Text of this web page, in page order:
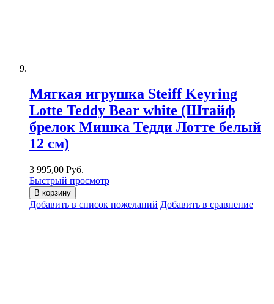
Мягкая игрушка Steiff Keyring
Lotte Teddy Bear white (Штайф
брелок Мишка Тедди Лотте белый
12 см)
3 995,00 Руб.
Быстрый просмотр
В корзину
Добавить в список пожеланий Добавить в сравнение